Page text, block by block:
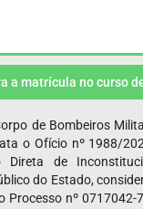
de Bombeiros
o Ofício nº 1988/
Direta de
do Estado,
nº
a matrícula no curso